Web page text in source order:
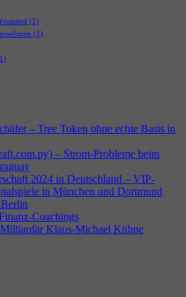
(1)
(1)
– Tree Token ohne echte Basis in
– Strom-Probleme beim
2024 in Deutschland – VIP-
in München und Dortmund
Coachings
Klaus-Michael Kühne